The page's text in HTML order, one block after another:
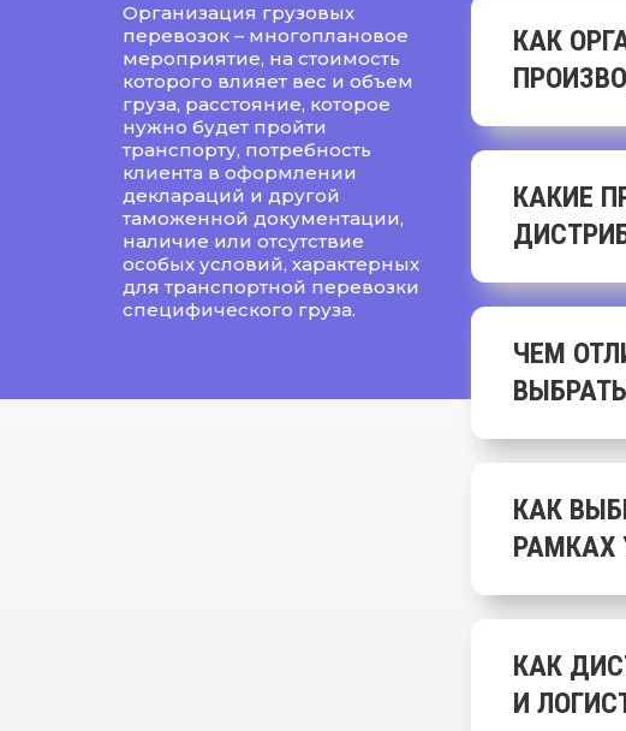
Организация грузовых
перевозок – многоплановое
мероприятие, на стоимость
которого влияет вес и объем
груза, расстояние, которое
нужно будет пройти
транспорту, потребность
клиента в оформлении
деклараций и другой
таможенной документации,
наличие или отсутствие
особых условий, характерных
для транспортной перевозки
специфического груза.
КАК
КАКИЕ
ЧЕМ
КАК
РАМКАХ
КАК
И